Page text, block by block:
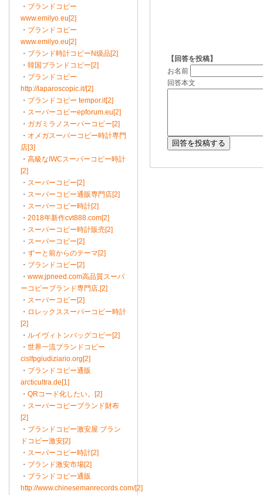
・ ブランドコピー
www.emilyo.eu[2]
・ ブランドコピー
www.emilyo.eu[2]
・ ブランド時計コピーN级品[2]
・ 韓国ブランドコピー[2]
・ ブランドコピー
http://laparoscopic.it/[2]
・ ブランドコピー tempor.it[2]
・ スーパーコピーepforum.eu[2]
・ ガガミラノスーパーコピー[2]
・ オメガスーパーコピー時計専門
店[3]
・ 高級なIWCスーパーコピー時計
[2]
・ スーパーコピー[2]
・ スーパーコピー通販専門店[2]
・ スーパーコピー時計[2]
・ 2018年新作cvt888.com[2]
・ スーパーコピー時計販売[2]
・ スーパーコピー[2]
・ ずーと前からのテーマ[2]
・ ブランドコピー[2]
・ www.jpneed.com高品質スーパ
ーコピーブランド専門店,[2]
・ スーパーコピー[2]
・ ロレックススーパーコピー時計
[2]
・ ルイヴィトンバッグコピー[2]
・ 世界一流ブランドコピー
cislfpgiudiziario.org[2]
・ ブランドコピー通販
arcticultra.de[1]
・ QRコード化したい。[2]
・ スーパーコピーブランド財布
[2]
・ ブランドコピー激安屋 ブラン
ドコピー激安[2]
・ スーパーコピー時計[2]
・ ブランド激安市場[2]
・ ブランドコピー通販
http://www.chinesemanrecords.com/[2]
【回答を投稿】
お名前
回答本文